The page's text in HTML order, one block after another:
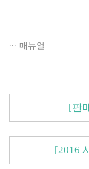
매뉴얼
[판
[2016